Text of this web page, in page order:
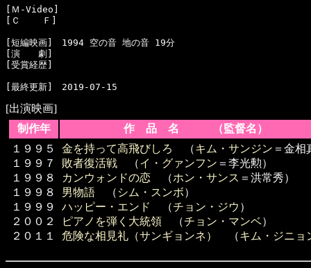
[Ｍ-Video]
[Ｃ    Ｆ]
[短編映画]　1994 空の音 地の音 19分
[演　　劇]
[受賞経歴]
[出演映画]
制作年
作 品 名 （監督名）
１９９５
１９９７
１９９８
１９９８
１９９９
２００２
２０１１
金を持って高飛びしろ （キム・サンジン ＝金相
敗者復活戦 （イ・グァンフン ＝李光勲）
カンウォンドの恋 （ホン・サンス ＝洪常秀）
男物語 （ シム・スンボ）
ハッピー・エンド
（チョン・ジウ ）
ピアノを弾く大統領 （チョン・マンベ）
危険な相見礼（サンギョンネ）
（キム・ジニョ